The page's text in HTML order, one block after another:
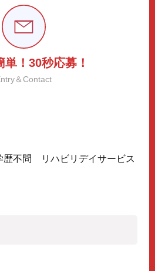
単！30秒応募！
＆Contact
不問 リハビリデイサービス